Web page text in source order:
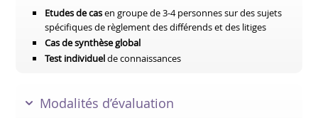
Etudes de casen groupe de 3-4 personnes sur des sujets
spécifiques de règlement des différends et des litiges
Cas de synthèse global
Test individuelde connaissances
Modalités d’évaluation